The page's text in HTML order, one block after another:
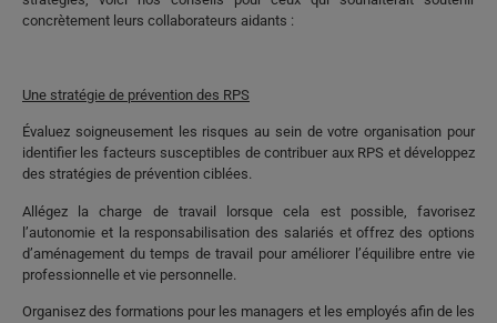
concrètement leurs collaborateurs aidants :
Une stratégie de prévention des RPS
Évaluez soigneusement les risques au sein de votre organisation pour
identifier les facteurs susceptibles de contribuer aux RPS et développez
des stratégies de prévention ciblées.
Allégez la charge de travail lorsque cela est possible, favorisez
l’autonomie et la responsabilisation des salariés et offrez des options
d’aménagement du temps de travail pour améliorer l’équilibre entre vie
professionnelle et vie personnelle.
Organisez des formations pour les managers et les employés afin de les